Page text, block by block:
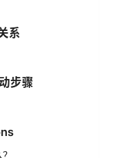
系
步骤